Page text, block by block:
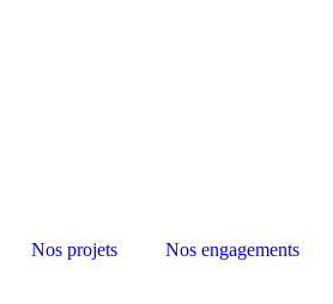
Nos projets Nos engagements